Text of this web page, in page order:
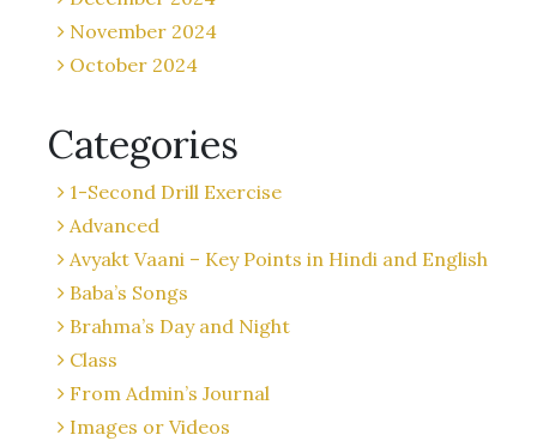
November 2024
October 2024
Categories
1-Second Drill Exercise
Advanced
Avyakt Vaani – Key Points in Hindi and English
Baba’s Songs
Brahma’s Day and Night
Class
From Admin’s Journal
Images or Videos